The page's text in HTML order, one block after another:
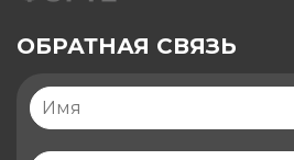
ОБРАТНАЯ СВЯЗЬ